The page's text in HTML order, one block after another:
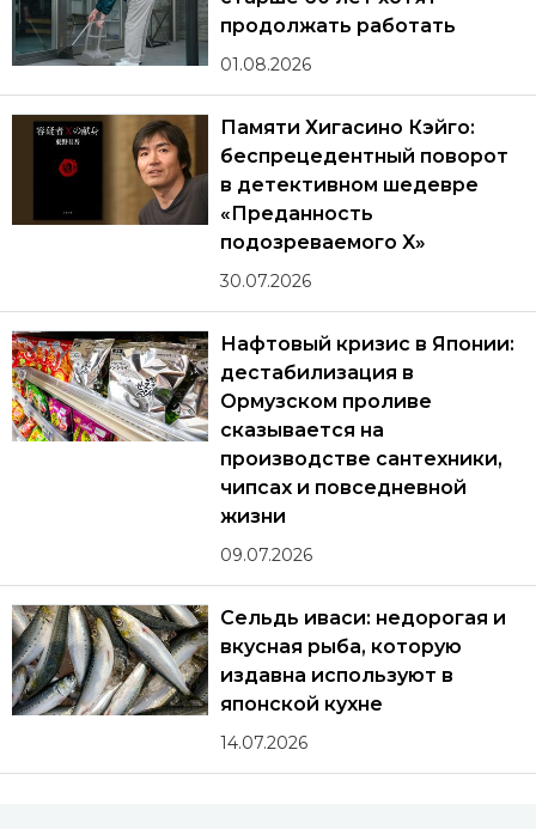
продолжать работать
01.08.2026
Памяти Хигасино Кэйго:
беспрецедентный поворот
в детективном шедевре
«Преданность
подозреваемого X»
30.07.2026
Нафтовый кризис в Японии:
дестабилизация в
Ормузском проливе
сказывается на
производстве сантехники,
чипсах и повседневной
жизни
09.07.2026
Сельдь иваси: недорогая и
вкусная рыба, которую
издавна используют в
японской кухне
14.07.2026